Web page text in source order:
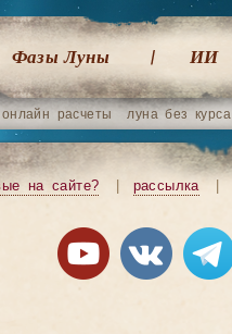
Фазы Луны ИИ
онлайн расчеты луна без курса
на сайте? рассылка